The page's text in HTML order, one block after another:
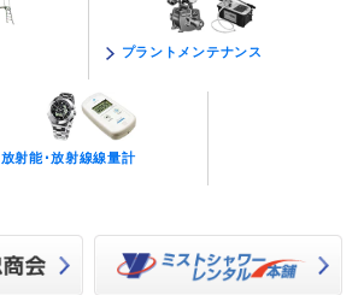
プラントメンテナンス
放射能･放射線線量計